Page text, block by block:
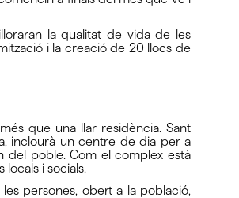
la qualitat de vida de les
i la creació de 20 llocs de
que una llar residència. Sant
inclourà un centre de dia per a
del poble. Com el complex està
i socials.
persones, obert a la població,